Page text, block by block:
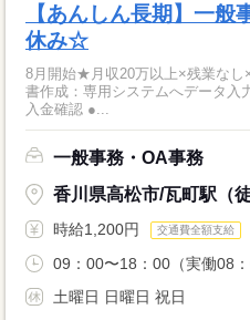
【あんしん長期】一
休み☆
8月開始★月収20万以上×残業な
書作成：専用システムへデータ入
入金確認 ●...
一般事務・OA事務
香川県高松市/瓦町駅（徒
時給1,200円 交通費全額支給
09：00〜18：00（実働08
土曜日 日曜日 祝日